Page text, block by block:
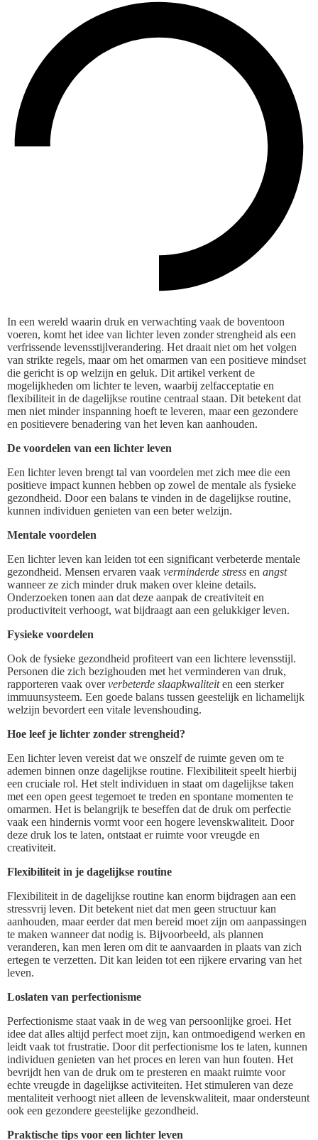
In een wereld waarin druk en verwachting vaak de boventoon
voeren, komt het idee van lichter leven zonder strengheid als een
verfrissende levensstijlverandering. Het draait niet om het volgen
van strikte regels, maar om het omarmen van een positieve mindset
die gericht is op welzijn en geluk. Dit artikel verkent de
mogelijkheden om lichter te leven, waarbij zelfacceptatie en
flexibiliteit in de dagelijkse routine centraal staan. Dit betekent dat
men niet minder inspanning hoeft te leveren, maar een gezondere
en positievere benadering van het leven kan aanhouden.
De voordelen van een lichter leven
Een lichter leven brengt tal van voordelen met zich mee die een
positieve impact kunnen hebben op zowel de mentale als fysieke
gezondheid. Door een balans te vinden in de dagelijkse routine,
kunnen individuen genieten van een beter welzijn.
Mentale voordelen
Een lichter leven kan leiden tot een significant verbeterde mentale
gezondheid. Mensen ervaren vaak verminderde stress en angst
wanneer ze zich minder druk maken over kleine details.
Onderzoeken tonen aan dat deze aanpak de creativiteit en
productiviteit verhoogt, wat bijdraagt aan een gelukkiger leven.
Fysieke voordelen
Ook de fysieke gezondheid profiteert van een lichtere levensstijl.
Personen die zich bezighouden met het verminderen van druk,
rapporteren vaak oververbeterde slaapkwaliteiten een sterker
immuunsysteem. Een goede balans tussen geestelijk en lichamelijk
welzijn bevordert een vitale levenshouding.
Hoe leef je lichter zonder strengheid?
Een lichter leven vereist dat we onszelf de ruimte geven om te
ademen binnen onze dagelijkse routine. Flexibiliteit speelt hierbij
een cruciale rol. Het stelt individuen in staat om dagelijkse taken
met een open geest tegemoet te treden en spontane momenten te
omarmen. Het is belangrijk te beseffen dat de druk om perfectie
vaak een hindernis vormt voor een hogere levenskwaliteit. Door
deze druk los te laten, ontstaat er ruimte voor vreugde en
creativiteit.
Flexibiliteit in je dagelijkse routine
Flexibiliteit in de dagelijkse routine kan enorm bijdragen aan een
stressvrij leven. Dit betekent niet dat men geen structuur kan
aanhouden, maar eerder dat men bereid moet zijn om aanpassingen
te maken wanneer dat nodig is. Bijvoorbeeld, als plannen
veranderen, kan men leren om dit te aanvaarden in plaats van zich
ertegen te verzetten. Dit kan leiden tot een rijkere ervaring van het
leven.
Loslaten van perfectionisme
Perfectionisme staat vaak in de weg van persoonlijke groei. Het
idee dat alles altijd perfect moet zijn, kan ontmoedigend werken en
leidt vaak tot frustratie. Door dit perfectionisme los te laten, kunnen
individuen genieten van het proces en leren van hun fouten. Het
bevrijdt hen van de druk om te presteren en maakt ruimte voor
echte vreugde in dagelijkse activiteiten. Het stimuleren van deze
mentaliteit verhoogt niet alleen de levenskwaliteit, maar ondersteunt
ook een gezondere geestelijke gezondheid.
Praktische tips voor een lichter leven